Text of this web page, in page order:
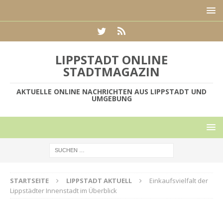
LIPPSTADT ONLINE
STADTMAGAZIN
AKTUELLE ONLINE NACHRICHTEN AUS LIPPSTADT UND
UMGEBUNG
STARTSEITE LIPPSTADT AKTUELL
Einkaufsvielfalt der
Lippstädter Innenstadt im Überblick